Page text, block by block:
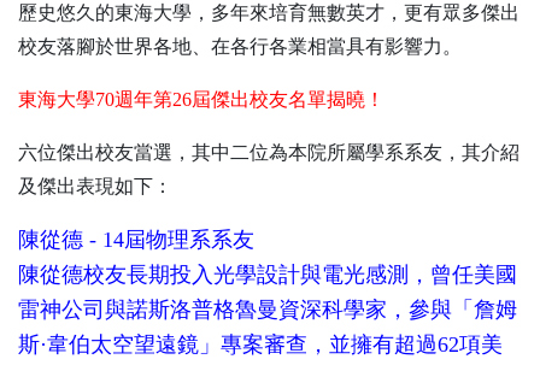
歷史悠久的東海大學，多年來培育無數英才，更有眾多傑出
校友落腳於世界各地、在各行各業相當具有影響力。
東海大學70週年第26屆傑出校友名單揭曉！
六位傑出校友當選，其中二位為本院所屬學系系友，其介紹
及傑出表現如下：
陳從德 - 14屆物理系系友
陳從德校友長期投入光學設計與電光感測，曾任美國
雷神公司與諾斯洛普格魯曼資深科學家，參與「詹姆
斯·韋伯太空望遠鏡」專案審查，並擁有超過62項美